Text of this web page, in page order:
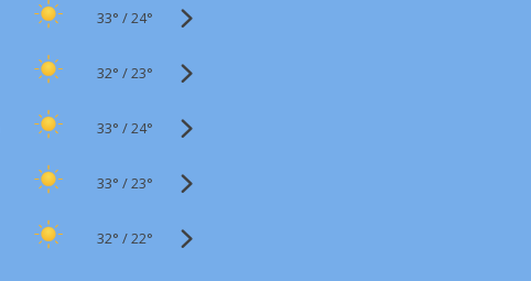
33° /24°
32° /23°
33° /24°
33° /23°
32° /22°